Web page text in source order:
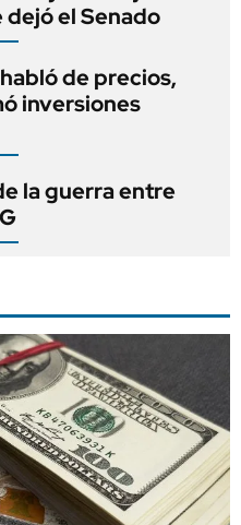
dejó el Senado
de precios,
inversiones
la guerra entre